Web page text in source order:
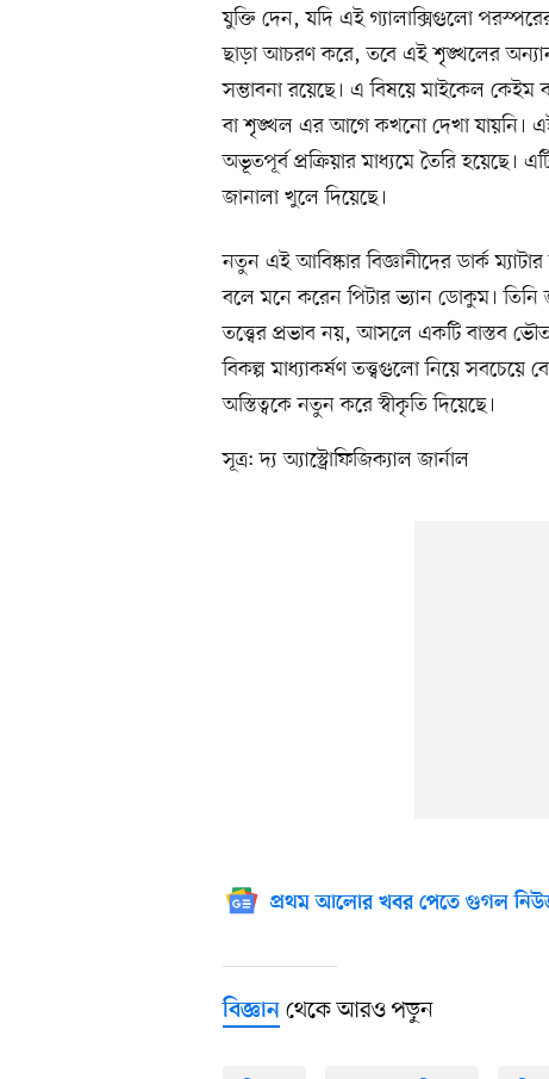
যুক্তি দেন, যদি এই গ্যালাক্সিগুলো
ছাড়া আচরণ করে, তবে এই শৃঙ্খলের
সম্ভাবনা রয়েছে। এ বিষয়ে মাইকেল কেইম
বা শৃঙ্খল এর আগে কখনো দেখা যায়নি।
অভূতপূর্ব প্রক্রিয়ার মাধ্যমে তৈরি হয়েছে।
জানালা খুলে দিয়েছে।
নতুন এই আবিষ্কার বিজ্ঞানীদের ডার্ক
বলে মনে করেন পিটার ভ্যান ডোকুম। তিনি
তত্ত্বের প্রভাব নয়, আসলে একটি বাস্তব ভৌত
বিকল্প মাধ্যাকর্ষণ তত্ত্বগুলো নিয়ে সবচেয়ে
অস্তিত্বকে নতুন করে স্বীকৃতি দিয়েছে।
সূত্র: দ্য অ্যাস্ট্রোফিজিক্যাল জার্নাল
প্রথম আলোর খবর পেতে গুগল
বিজ্ঞান থেকে আরও পড়ুন